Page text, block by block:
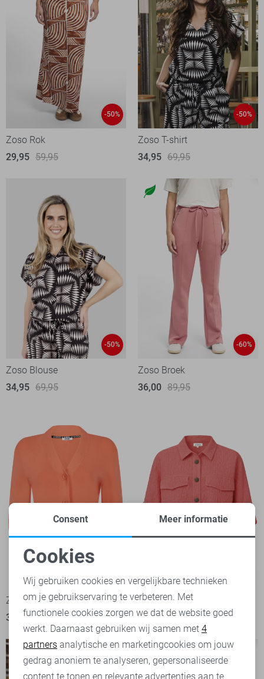
-50%
Zoso Rok
29,95 59,95
-50%
Zoso T-shirt
34,95 69,95
-50%
Zoso Blouse
34,95 69,95
-60%
Zoso Broek
36,00 89,95
Zoso Vest
39,95 79,95
Zoso Blouse
44,95
89,95
Noodzakelijke cookies
Personalisatie cookies
Analytische cookies
Marketing cookies
Consent Meer informatie
Cookies
Wij gebruiken cookies en vergelijkbare technieken
om je gebruikservaring te verbeteren. Met
functionele cookies zorgen we dat de website goed
werkt. Daarnaast gebruiken wij samen met 4
partners analytische en marketingcookies om jouw
gedrag anoniem te analyseren, gepersonaliseerde
content te tonen en relevante advertenties aan te